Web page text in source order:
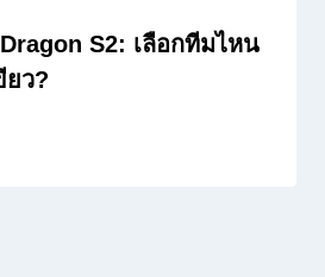
S2: เลือกทีมไหน
ว?